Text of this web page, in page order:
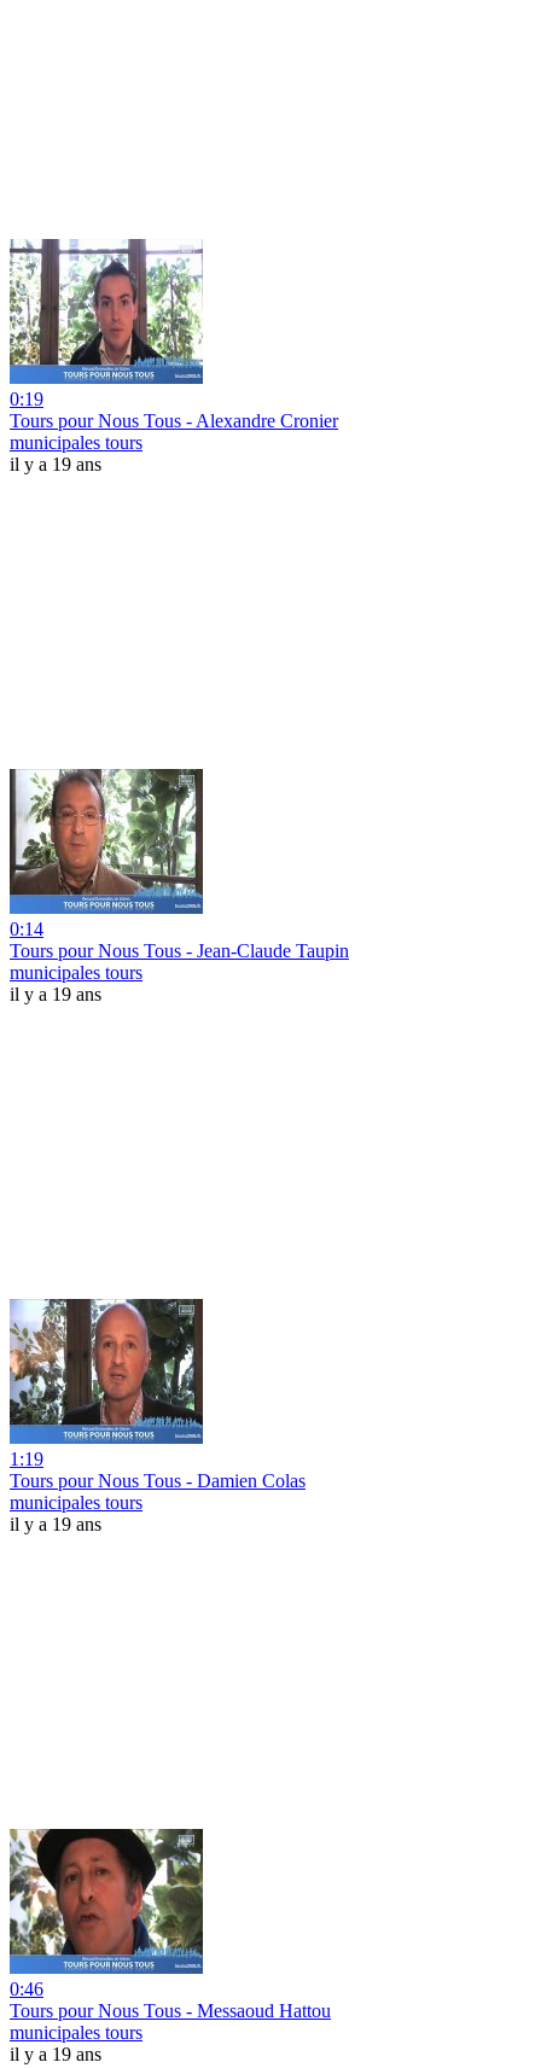
0:19
Tours pour Nous Tous - Alexandre Cronier
municipales tours
il y a 19 ans
0:14
Tours pour Nous Tous - Jean-Claude Taupin
municipales tours
il y a 19 ans
1:19
Tours pour Nous Tous - Damien Colas
municipales tours
il y a 19 ans
0:46
Tours pour Nous Tous - Messaoud Hattou
municipales tours
il y a 19 ans